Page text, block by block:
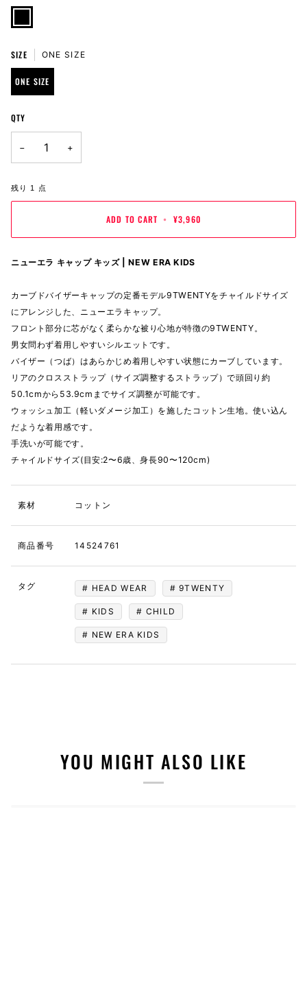
BLACK
SIZE ONE SIZE
ONE SIZE
QTY
− +
残り 1 点
ADD TO CART • ¥3,960
ニューエラ キャップ キッズ | NEW ERA KIDS
カーブドバイザーキャップの定番モデル9TWENTYをチャイルドサイズ
にアレンジした、ニューエラキャップ。
フロント部分に芯がなく柔らかな被り心地が特徴の9TWENTY。
男女問わず着用しやすいシルエットです。
バイザー（つば）はあらかじめ着用しやすい状態にカーブしています。
リアのクロスストラップ（サイズ調整するストラップ）で頭回り約
50.1cmから53.9cmまでサイズ調整が可能です。
ウォッシュ加工（軽いダメージ加工）を施したコットン生地。使い込ん
だような着用感です。
手洗いが可能です。
チャイルドサイズ(目安:2〜6歳、身長90〜120cm)
素材 コットン
商品番号 14524761
タグ HEAD WEAR 9TWENTY
KIDS CHILD
NEW ERA KIDS
YOU MIGHT ALSO LIKE